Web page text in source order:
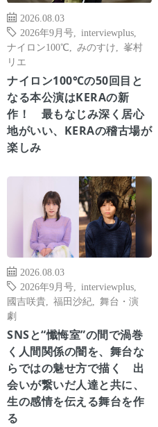
2026.08.03
2026年9月号
interviewplus
ナイロン100℃
みのすけ
峯村
リエ
ナイロン100℃の50回目と
なる本公演はKERAの新
作！ 最もなじみ深く居心
地がいい、KERAの稽古場が
楽しみ
2026.08.03
2026年9月号
interviewplus
國吉咲貴
福田沙紀
舞台・演
劇
SNSと“懺悔室”の間で渦巻
く人間関係の闇を、舞台な
らではの魅せ方で描く 出
会いが繋いだ人達と共に、
生の感情を伝える舞台を作
る